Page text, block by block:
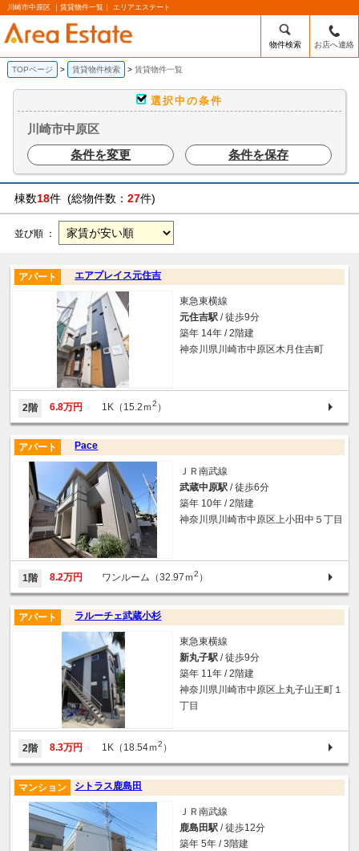
川崎市中原区 ｜賃貸物件一覧｜ エリアエステート
物件検索 お店へ連絡
TOPページ 賃貸物件検索 賃貸物件一覧
選択中の条件
川崎市中原区
条件を変更
条件を保存
棟数18件 (総物件数： 27件)
並び順 ：
エアプレイス元住吉
アパート
東急東横線
元住吉駅 / 徒歩9分
築年 14年 / 2階建
神奈川県川崎市中原区木月住吉町
2階 6.8万円 1K（15.2ｍ2 ）
Pace
アパート
ＪＲ南武線
武蔵中原駅 / 徒歩6分
築年 10年 / 2階建
神奈川県川崎市中原区上小田中５丁目
1階 8.2万円 ワンルーム（32.97ｍ2 ）
ラルーチェ武蔵小杉
アパート
東急東横線
新丸子駅 / 徒歩9分
築年 11年 / 2階建
神奈川県川崎市中原区上丸子山王町１
丁目
2階 8.3万円 1K（18.54ｍ2 ）
シトラス鹿島田
マンション
ＪＲ南武線
鹿島田駅 / 徒歩12分
築年 5年 / 3階建